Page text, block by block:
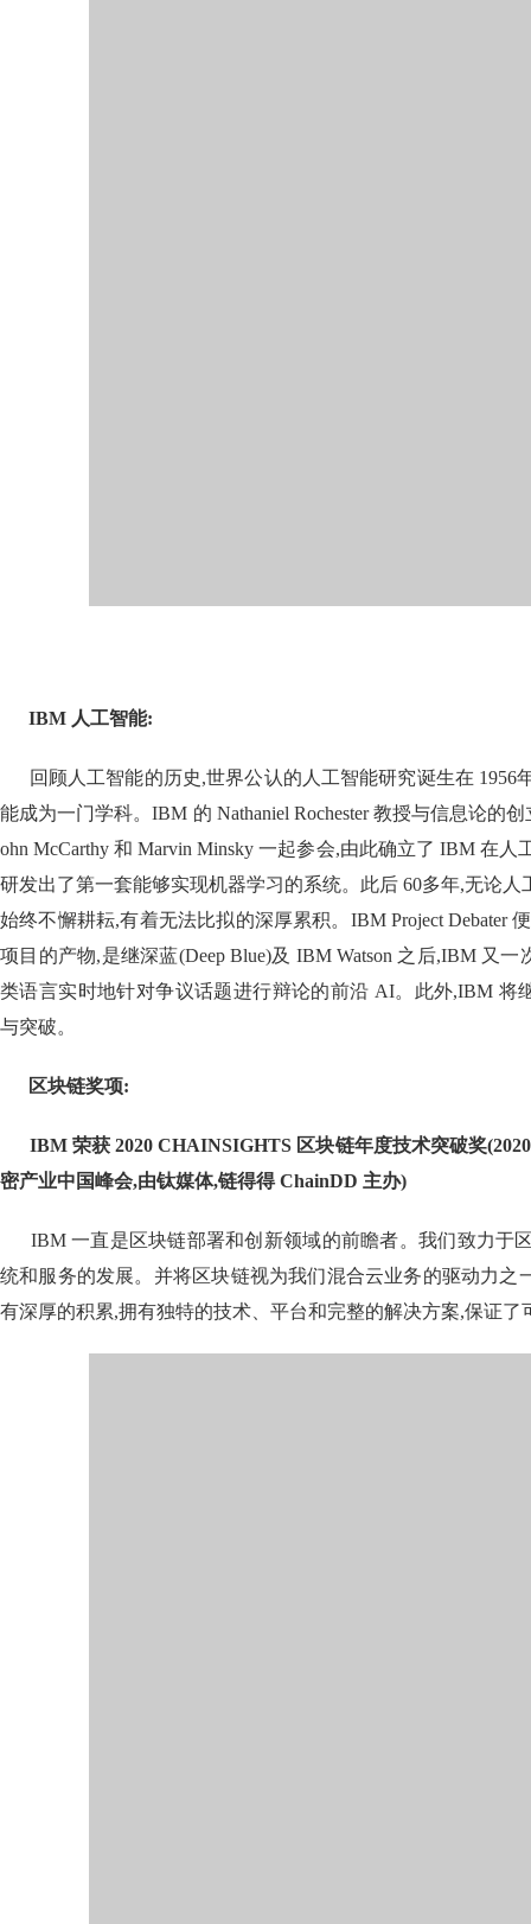
IBM 人工智能:
回顾人工智能的历史,世界公认的人工智能研究诞生在 1956
能成为一门学科。IBM 的 Nathaniel Rochester 教授与信息论的
ohn McCarthy 和 Marvin Minsky 一起参会,由此确立了 IBM 在
研发出了第一套能够实现机器学习的系统。此后 60多年,无论
始终不懈耕耘,有着无法比拟的深厚累积。IBM Project Debater
项目的产物,是继深蓝(Deep Blue)及 IBM Watson 之后,IBM 又
类语言实时地针对争议话题进行辩论的前沿 AI。此外,IBM 将
与突破。
区块链奖项:
IBM 荣获2020 CHAINSIGHTS 区块链年度技术突破奖(
密产业中国峰会,由钛媒体,链得得ChainDD 主办)
IBM 一直是区块链部署和创新领域的前瞻者。我们致力于
统和服务的发展。并将区块链视为我们混合云业务的驱动力之
有深厚的积累,拥有独特的技术、平台和完整的解决方案,保证了